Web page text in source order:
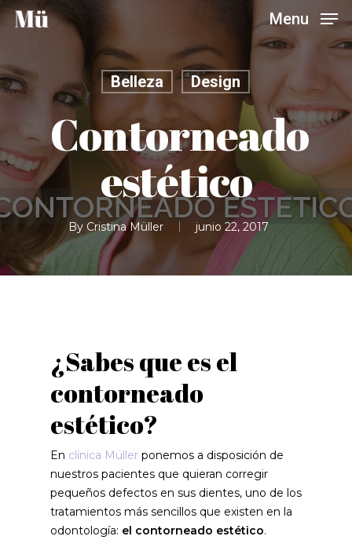
Skip
content
Menu
Belleza Design
Contorneado
estético
By Cristina Müller junio 22, 2017
¿Sabes que es el
contorneado
estético?
En clínica Müller ponemos a disposición de
nuestros pacientes que quieran corregir
pequeños defectos en sus dientes, uno de los
tratamientos más sencillos que existen en la
odontología: el contorneado estético.